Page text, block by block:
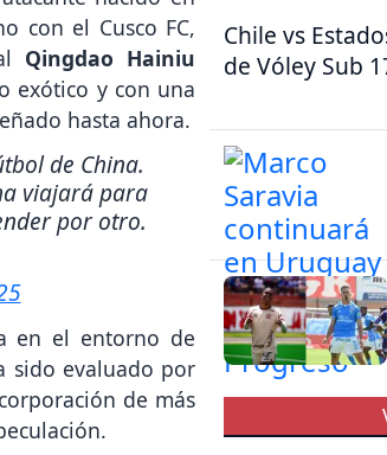
con el Cusco FC,
Qingdao Hainiu
exótico y con una
hasta ahora.
de China.
viajará para
por otro.
en el entorno de
sido evaluado por
de más
Chile vs
de Vóley Sub